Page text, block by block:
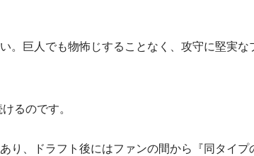
。巨人でも物怖じすることなく、攻守に堅実な
るのです。
り、ドラフト後にはファンの間から『同タイプ